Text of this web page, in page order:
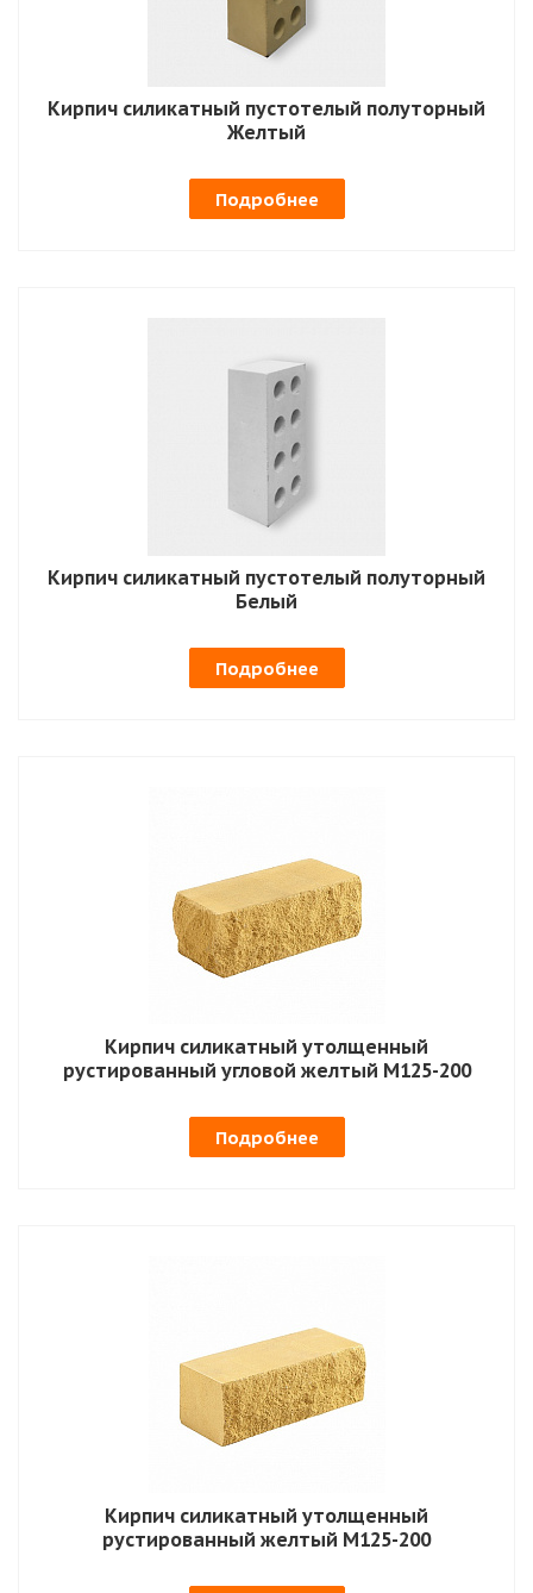
Кирпич силикатный пустотелый полуторный
Желтый
Подробнее
Кирпич силикатный пустотелый полуторный
Белый
Подробнее
Кирпич силикатный утолщенный
рустированный угловой желтый М125-200
Подробнее
Кирпич силикатный утолщенный
рустированный желтый М125-200